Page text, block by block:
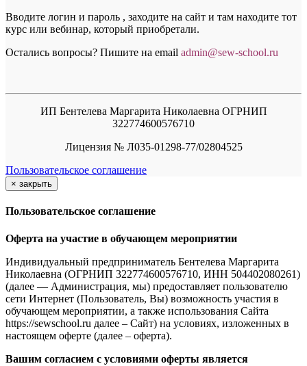
Вводите логин и пароль , заходите на сайт и там находите тот
курс или вебинар, который приобретали.
Остались вопросы? Пишите на email admin@sew-school.ru
ИП Бентелева Маргарита Николаевна ОГРНИП
322774600576710
Лицензия № Л035-01298-77/02804525
Пользовательское соглашение
× закрыть
Пользовательское соглашение
Оферта на участие в обучающем мероприятии
Индивидуальный предприниматель Бентелева Маргарита
Николаевна (ОГРНИП 322774600576710, ИНН 504402080261)
(далее — Администрация, мы) предоставляет пользователю
сети Интернет (Пользователь, Вы) возможность участия в
обучающем мероприятии, а также использования Сайта
https://sewschool.ru далее – Сайт) на условиях, изложенных в
настоящем оферте (далее – оферта).
Вашим согласием с условиями оферты является